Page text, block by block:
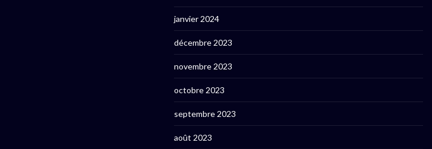
janvier 2024
décembre 2023
novembre 2023
octobre 2023
septembre 2023
août 2023